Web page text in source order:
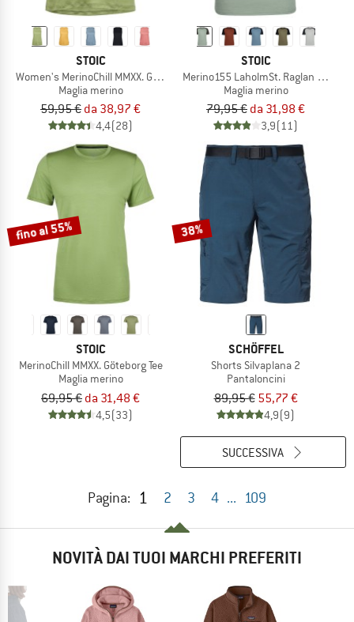
STOIC
Women's MerinoChill MMXX. Göteborg Tank
Maglia merino
59,95 € da 38,97 €
4,4(28)
STOIC
Merino155 LaholmSt. Raglan Shirt
Maglia merino
79,95 € da 31,98 €
3,9(11)
fino al 55%
STOIC
MerinoChill MMXX. Göteborg Tee
Maglia merino
69,95 € da 31,48 €
4,5(33)
38%
SCHÖFFEL
Shorts Silvaplana 2
Pantaloncini
89,95 € 55,77 €
4,9(9)
Pagina: 1 2 3 4 ... 109
SUCCESSIVA
NOVITÀ DAI TUOI MARCHI PREFERITI